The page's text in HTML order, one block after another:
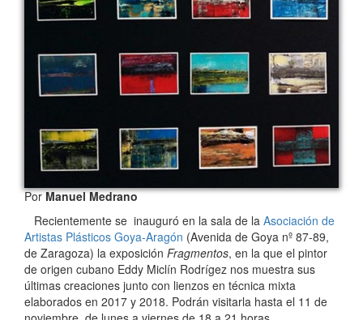
PorManuel Medrano
Recientemente se inauguró en la sala de la Asociación de
Artistas Plásticos Goya-Aragón (Avenida de Goya nº 87-89,
de Zaragoza) la exposición Fragmentos, en la que el pintor
de origen cubano Eddy Miclín Rodrígez nos muestra sus
últimas creaciones junto con lienzos en técnica mixta
elaborados en 2017 y 2018. Podrán visitarla hasta el 11 de